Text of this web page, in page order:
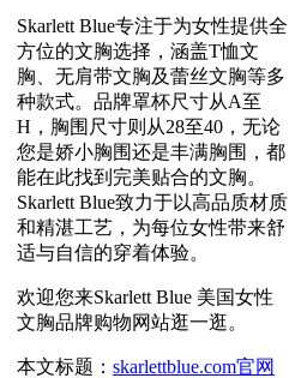
Skarlett Blue专注于为女性提供全
方位的文胸选择，涵盖T恤文
胸、无肩带文胸及蕾丝文胸等多
种款式。品牌罩杯尺寸从A至
H，胸围尺寸则从28至40，无论
您是娇小胸围还是丰满胸围，都
能在此找到完美贴合的文胸。
Skarlett Blue致力于以高品质材质
和精湛工艺，为每位女性带来舒
适与自信的穿着体验。
欢迎您来Skarlett Blue 美国女性
文胸品牌购物网站逛一逛。
本文标题： skarlettblue.com官网